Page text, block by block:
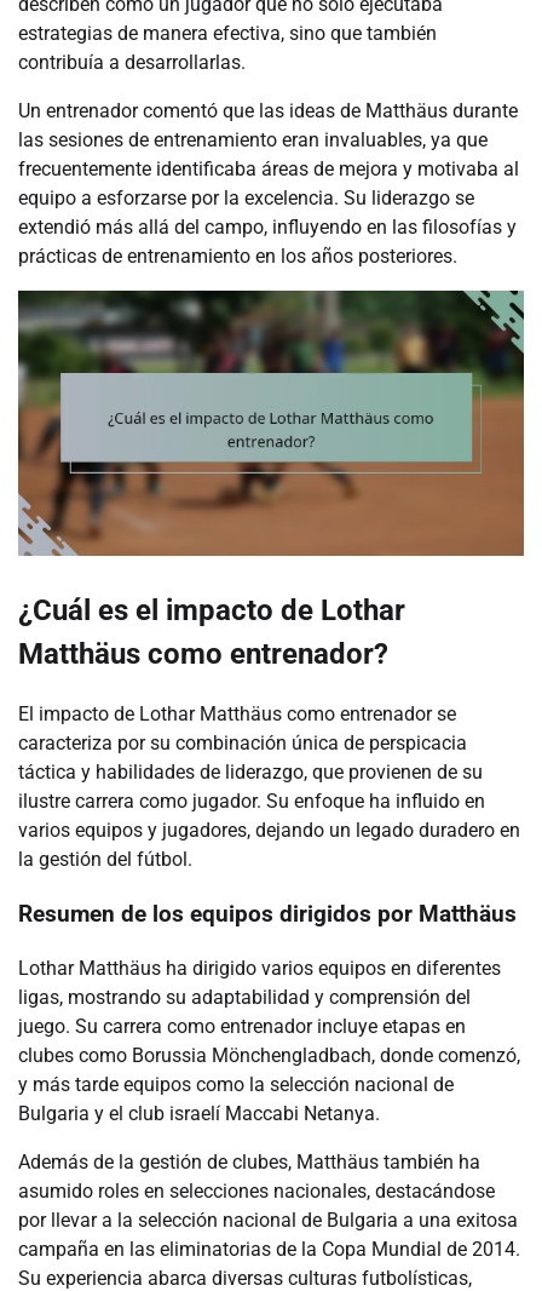
estrategias de manera efectiva, sino que también
contribuía a desarrollarlas.
Un entrenador comentó que las ideas de Matthäus durante
las sesiones de entrenamiento eran invaluables, ya que
frecuentemente identificaba áreas de mejora y motivaba al
equipo a esforzarse por la excelencia. Su liderazgo se
extendió más allá del campo, influyendo en las filosofías y
prácticas de entrenamiento en los años posteriores.
¿Cuál es el impacto de Lothar
Matthäus como entrenador?
El impacto de Lothar Matthäus como entrenador se
caracteriza por su combinación única de perspicacia
táctica y habilidades de liderazgo, que provienen de su
ilustre carrera como jugador. Su enfoque ha influido en
varios equipos y jugadores, dejando un legado duradero en
la gestión del fútbol.
Resumen de los equipos dirigidos por Matthäus
Lothar Matthäus ha dirigido varios equipos en diferentes
ligas, mostrando su adaptabilidad y comprensión del
juego. Su carrera como entrenador incluye etapas en
clubes como Borussia Mönchengladbach, donde comenzó,
y más tarde equipos como la selección nacional de
Bulgaria y el club israelí Maccabi Netanya.
Además de la gestión de clubes, Matthäus también ha
asumido roles en selecciones nacionales, destacándose
por llevar a la selección nacional de Bulgaria a una exitosa
campaña en las eliminatorias de la Copa Mundial de 2014.
Su experiencia abarca diversas culturas futbolísticas,